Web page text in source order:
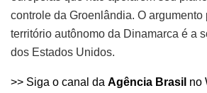
controle da Groenlândia. O argumento
território autônomo da Dinamarca é a
dos Estados Unidos.
>> Siga o canal da Agência Brasil no